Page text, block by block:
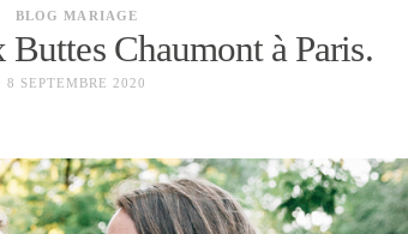
BLOG MARIAGE
Chaumont à Paris.
8 SEPTEMBRE 2020